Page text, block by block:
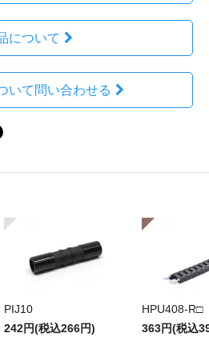
について
いて問い合わせる
PIJ10
242円(税込266円)
HPU408-R□
363円(税込